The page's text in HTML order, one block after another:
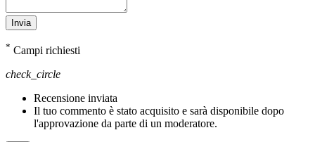
Invia
* Campi richiesti
check_circle
Recensione inviata
Il tuo commento è stato acquisito e sarà disponibile dopo
l'approvazione da parte di un moderatore.